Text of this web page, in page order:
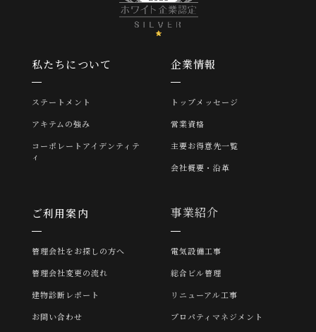
私たちについて
ステートメント
アキテムの強み
コーポレートアイデンティテ
ィ
企業情報
トップメッセージ
営業資格
主要お得意先一覧
会社概要・沿革
ご利用案内
管理会社をお探しの方へ
管理会社変更の流れ
建物診断レポート
お問い合わせ
事業紹介
電気設備工事
総合ビル管理
リニューアル工事
プロパティマネジメント